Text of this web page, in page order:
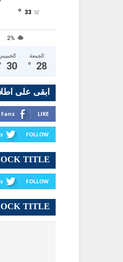
33
°
2%
30
الجمعة
28
°
ابقى على
Fans LIKE
FOLLOW
TITLE
FOLLOW
TITLE